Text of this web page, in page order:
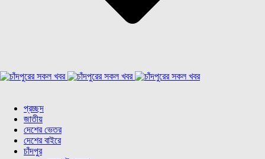
প্রচ্ছদ
জাতীয়
দেশের ভেতর
দেশের বাইরে
চাঁদপুর